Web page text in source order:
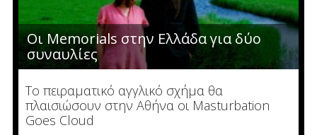
Οι Memorials στην Ελλάδα για δύο
συναυλίες
Το πειραματικό αγγλικό σχήμα θα
πλαισιώσουν στην Αθήνα οι Masturbation
Goes Cloud